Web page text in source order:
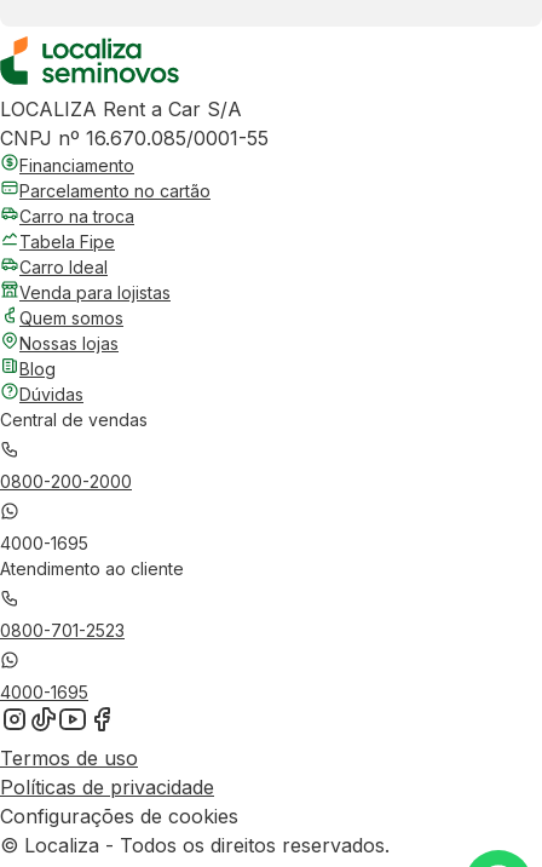
LOCALIZA Rent a Car S/A
CNPJ nº 16.670.085/0001-55
Financiamento
Parcelamento no cartão
Carro na troca
Tabela Fipe
Carro Ideal
Venda para lojistas
Quem somos
Nossas lojas
Blog
Dúvidas
Central de vendas
0800-200-2000
4000-1695
Atendimento ao cliente
0800-701-2523
4000-1695
Termos de uso
Políticas de privacidade
Configurações de cookies
© Localiza - Todos os direitos reservados.